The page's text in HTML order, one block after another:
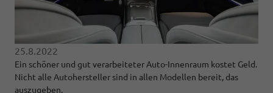
25.8.2022
Ein schöner und gut verarbeiteter Auto-Innenraum kostet Geld.
Nicht alle Autohersteller sind in allen Modellen bereit, das
auszugeben.